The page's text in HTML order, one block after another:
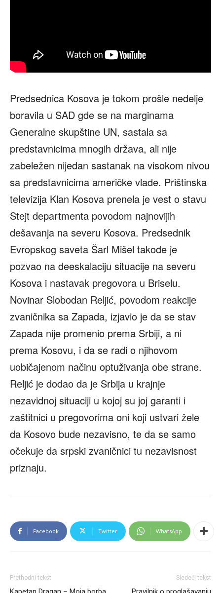
Predsednica Kosova je tokom prošle nedelje
boravila u SAD gde se na marginama
Generalne skupštine UN, sastala sa
predstavnicima mnogih država, ali nije
zabeležen nijedan sastanak na visokom nivou
sa predstavnicima američke vlade. Prištinska
televizija Klan Kosova prenela je vest o stavu
Stejt departmenta povodom najnovijih
dešavanja na severu Kosova. Predsednik
Evropskog saveta Šarl Mišel takođe je
pozvao na deeskalaciju situacije na severu
Kosova i nastavak pregovora u Briselu.
Novinar Slobodan Reljić, povodom reakcije
zvaničnika sa Zapada, izjavio je da se stav
Zapada nije promenio prema Srbiji, a ni
prema Kosovu, i da se radi o njihovom
uobičajenom načinu optuživanja obe strane.
Reljić je dodao da je Srbija u krajnje
nezavidnoj situaciji u kojoj su joj garanti i
zaštitnici u pregovorima oni koji ustvari žele
da Kosovo bude nezavisno, te da se samo
očekuje da srpski zvaničnici tu nezavisnost
priznaju.
Facebook Twitter WhatsApp
Prethodni tekst Sledeći tekst